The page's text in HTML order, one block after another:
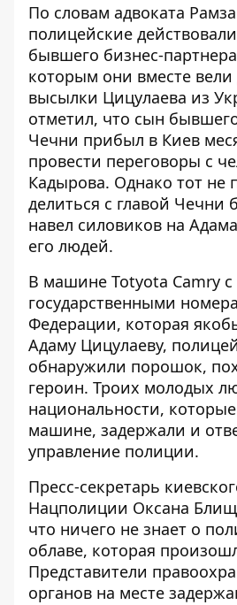
По словам адвоката
полицейские
бывшего бизнес-
которым они вместе вели
высылки Цицулаева из
отметил, что сын
Чечни прибыл в Киев
провести переговоры с
Кадырова. Однако тот не
делиться с главой Чечни
навел силовиков на
его людей.
В машине Totyota Camry с
государственными
Федерации, которая
Адаму Цицулаеву,
обнаружили порошок,
героин. Троих молодых
национальности,
машине, задержали и
управление полиции.
Пресс-секретарь
Нацполиции Оксана
что ничего не знает о
облаве, которая
Представители
органов на месте